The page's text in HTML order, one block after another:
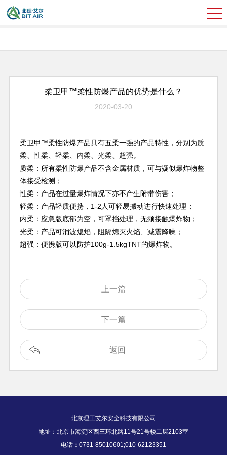
柔卫甲™柔性防爆产品的优势是什么？
2020-03-20
柔卫甲™柔性防爆产品具有五柔一强的产品特性，分别为质
柔、性柔、轻柔、内柔、光柔、超强。
质柔：所有柔性防爆产品不含金属材质，可与疑似爆炸物整
体接受检测；
性柔：产品在过量爆炸情况下亦不产生附带伤害；
轻柔：产品轻质便携，1-2人可轻易搬动进行快速处理；
内柔：应急版底部为空，可罩挡处理，无须接触爆炸物；
光柔：产品可消波熄焰，阻隔熄灭火焰、减震降噪；
超强：便携版可以防护100g-1.5kgTNT的爆炸物。
上一篇
下一篇
返回
北京理工艾尔安全科技有限公司
地址：北京市海淀区西三环北路11号21号楼二层2103室
电话：0731-85010601;010-62123351